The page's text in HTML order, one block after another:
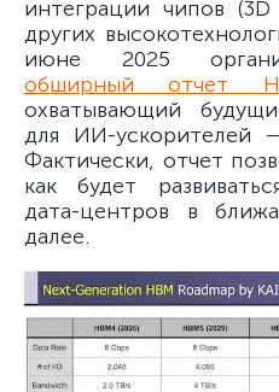
интеграции чипов
других
июне 2025
обширный отчет
охватывающий
для ИИ-ускорителей
Фактически, отчет
как будет
дата-центров в
далее.